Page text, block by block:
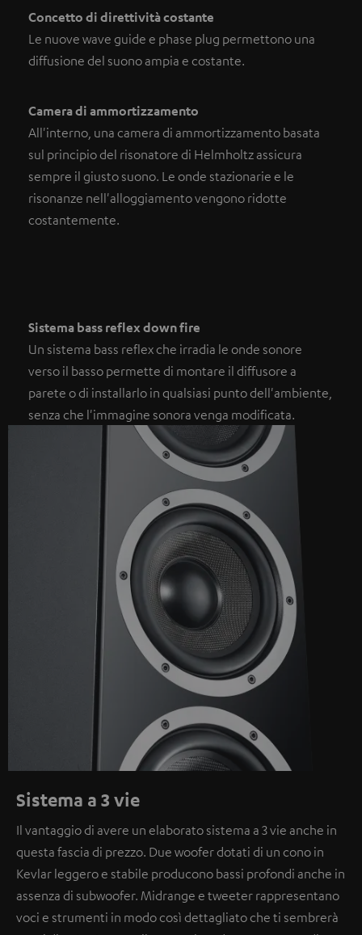
Concetto di direttività costante
Le nuove wave guide e phase plug permettono una
diffusione del suono ampia e costante.
Camera di ammortizzamento
All'interno, una camera di ammortizzamento basata
sul principio del risonatore di Helmholtz assicura
sempre il giusto suono. Le onde stazionarie e le
risonanze nell'alloggiamento vengono ridotte
costantemente.
Sistema bass reflex down fire
Un sistema bass reflex che irradia le onde sonore
verso il basso permette di montare il diffusore a
parete o di installarlo in qualsiasi punto dell'ambiente,
senza che l'immagine sonora venga modificata.
Sistema a 3 vie
Il vantaggio di avere un elaborato sistema a 3 vie anche in
questa fascia di prezzo. Due woofer dotati di un cono in
Kevlar leggero e stabile producono bassi profondi anche in
assenza di subwoofer. Midrange e tweeter rappresentano
voci e strumenti in modo così dettagliato che ti sembrerà